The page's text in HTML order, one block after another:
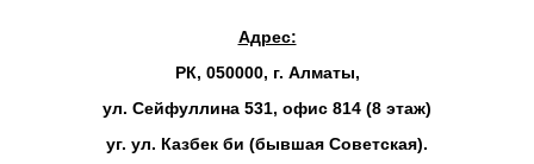
Адрес:
РК, 050000, г. Алматы,
ул. Сейфуллина 531, офис 814 (8 этаж)
уг. ул. Казбек би (бывшая Советская).